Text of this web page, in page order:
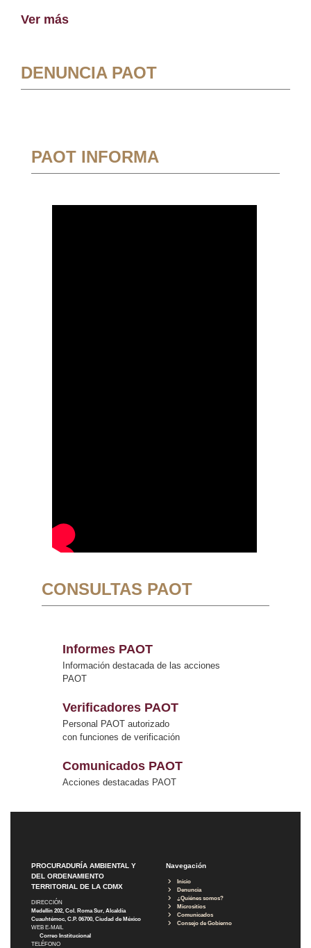
Ver más
DENUNCIA PAOT
PAOT INFORMA
CONSULTAS PAOT
Informes PAOT
Información destacada de las acciones
PAOT
Verificadores PAOT
Personal PAOT autorizado
con funciones de verificación
Comunicados PAOT
Acciones destacadas PAOT
PROCURADURÍA AMBIENTAL Y
DEL ORDENAMIENTO
TERRITORIAL DE LA CDMX
DIRECCIÓN
Medellín 202, Col. Roma Sur, Alcaldía
Cuauhtémoc, C.P. 06700, Ciudad de México
WEB E-MAIL
Correo Institucional
TELÉFONO
Navegación
Inicio
Denuncia
¿Quiénes somos?
Micrositios
Comunicados
Consejo de Gobierno